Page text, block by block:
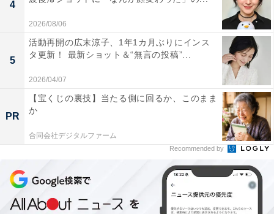
4
2026/08/06
5
活動再開の広末涼子、1年1カ月ぶりにインス
タ更新！ 最新ショット＆“無言の投稿”...
2026/04/07
PR
【宝くじの裏技】当たる側に回るか、このまま
か
合同会社デジタルファーム
Recommended by